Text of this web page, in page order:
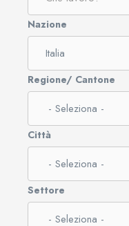
Nazione
Regione/ Cantone
Città
Settore